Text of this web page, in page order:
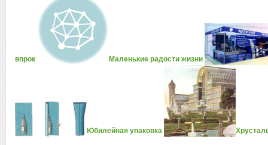
впрок Маленькие радости жизни
Юбилейная упаковка